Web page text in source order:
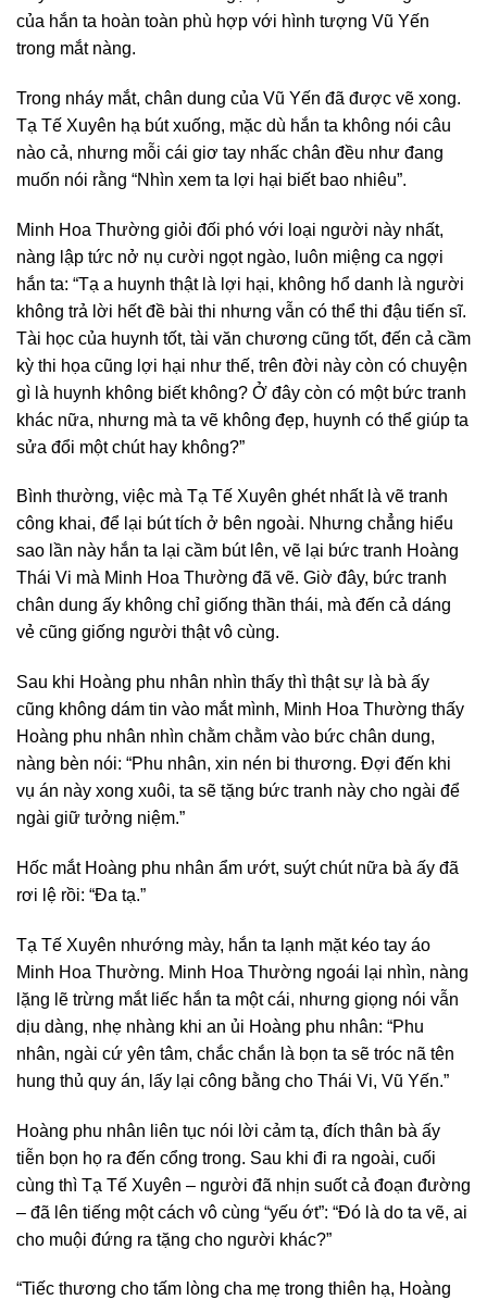
của hắn ta hoàn toàn phù hợp với hình tượng Vũ Yến
trong mắt nàng.
Trong nháy mắt, chân dung của Vũ Yến đã được vẽ xong.
Tạ Tế Xuyên hạ bút xuống, mặc dù hắn ta không nói câu
nào cả, nhưng mỗi cái giơ tay nhấc chân đều như đang
muốn nói rằng “Nhìn xem ta lợi hại biết bao nhiêu”.
Minh Hoa Thường giỏi đối phó với loại người này nhất,
nàng lập tức nở nụ cười ngọt ngào, luôn miệng ca ngợi
hắn ta: “Tạ a huynh thật là lợi hại, không hổ danh là người
không trả lời hết đề bài thi nhưng vẫn có thể thi đậu tiến sĩ.
Tài học của huynh tốt, tài văn chương cũng tốt, đến cả cầm
kỳ thi họa cũng lợi hại như thế, trên đời này còn có chuyện
gì là huynh không biết không? Ở đây còn có một bức tranh
khác nữa, nhưng mà ta vẽ không đẹp, huynh có thể giúp ta
sửa đổi một chút hay không?”
Bình thường, việc mà Tạ Tế Xuyên ghét nhất là vẽ tranh
công khai, để lại bút tích ở bên ngoài. Nhưng chẳng hiểu
sao lần này hắn ta lại cầm bút lên, vẽ lại bức tranh Hoàng
Thái Vi mà Minh Hoa Thường đã vẽ. Giờ đây, bức tranh
chân dung ấy không chỉ giống thần thái, mà đến cả dáng
vẻ cũng giống người thật vô cùng.
Sau khi Hoàng phu nhân nhìn thấy thì thật sự là bà ấy
cũng không dám tin vào mắt mình, Minh Hoa Thường thấy
Hoàng phu nhân nhìn chằm chằm vào bức chân dung,
nàng bèn nói: “Phu nhân, xin nén bi thương. Đợi đến khi
vụ án này xong xuôi, ta sẽ tặng bức tranh này cho ngài để
ngài giữ tưởng niệm.”
Hốc mắt Hoàng phu nhân ẩm ướt, suýt chút nữa bà ấy đã
rơi lệ rồi: “Đa tạ.”
Tạ Tế Xuyên nhướng mày, hắn ta lạnh mặt kéo tay áo
Minh Hoa Thường. Minh Hoa Thường ngoái lại nhìn, nàng
lặng lẽ trừng mắt liếc hắn ta một cái, nhưng giọng nói vẫn
dịu dàng, nhẹ nhàng khi an ủi Hoàng phu nhân: “Phu
nhân, ngài cứ yên tâm, chắc chắn là bọn ta sẽ tróc nã tên
hung thủ quy án, lấy lại công bằng cho Thái Vi, Vũ Yến.”
Hoàng phu nhân liên tục nói lời cảm tạ, đích thân bà ấy
tiễn bọn họ ra đến cổng trong. Sau khi đi ra ngoài, cuối
cùng thì Tạ Tế Xuyên – người đã nhịn suốt cả đoạn đường
– đã lên tiếng một cách vô cùng “yếu ớt”: “Đó là do ta vẽ, ai
cho muội đứng ra tặng cho người khác?”
“Tiếc thương cho tấm lòng cha mẹ trong thiên hạ, Hoàng